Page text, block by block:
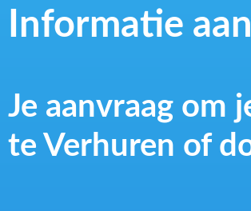
Informatie
Je aanvraag om
te Verhuren of